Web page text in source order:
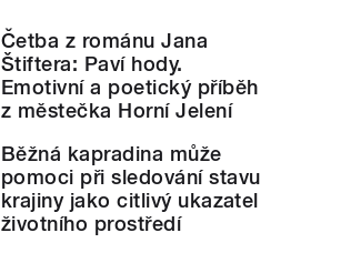
Četba z románu Jana
Štiftera: Paví hody.
Emotivní a poetický příběh
z městečka Horní Jelení
Běžná kapradina může
pomoci při sledování stavu
krajiny jako citlivý ukazatel
životního prostředí